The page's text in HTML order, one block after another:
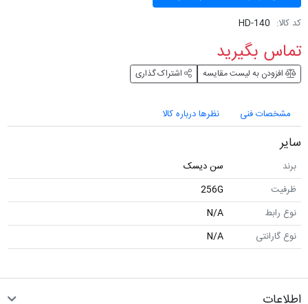
کد کالا: HD-140
تماس بگیرید
افزودن به لیست مقایسه اشتراک گذاری
مشخصات فنی نظرها درباره کالا
سایر
برند
سن دیسک
ظرفیت
256G
نوع رابط
N/A
نوع گارانتی
N/A
اطلاعات